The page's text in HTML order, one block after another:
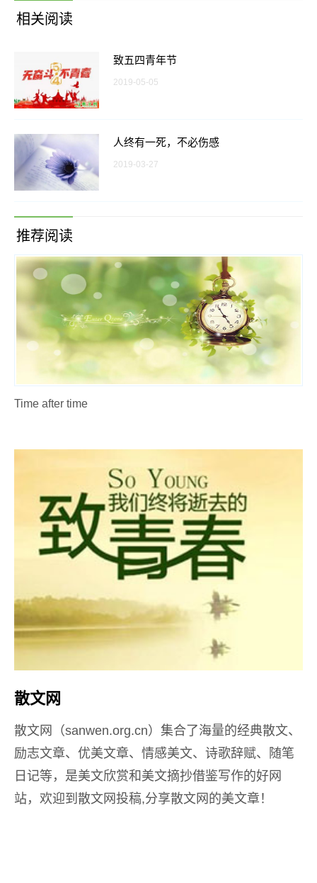
相关阅读
致五四青年节
2019-05-05
人终有一死，不必伤感
2019-03-27
推荐阅读
Time after time
散文网
散文网（sanwen.org.cn）集合了海量的经典散文、
励志文章、优美文章、情感美文、诗歌辞赋、随笔
日记等，是美文欣赏和美文摘抄借鉴写作的好网
站，欢迎到散文网投稿,分享散文网的美文章！